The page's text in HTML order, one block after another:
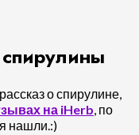
о спирулине,
на iHerb, по
нашли.:)